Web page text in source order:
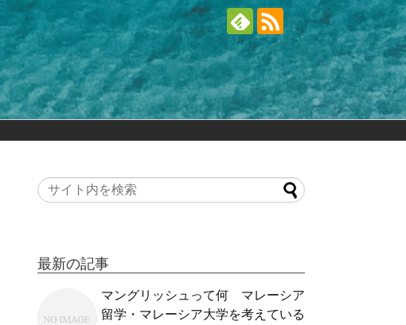
最新の記事
マングリッシュって何 マレーシア
留学・マレーシア大学を考えている